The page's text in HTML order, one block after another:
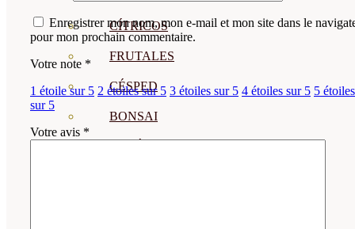
CÍTRICOS
FRUTALES
CÉSPED
BONSAI
Enregistrer mon nom, mon e-mail et mon site dans le
pour mon prochain commentaire.
Votre note *
1 étoile sur 5 2 étoiles sur 5 3 étoiles sur 5 4 étoiles sur 5 5 étoiles
sur 5
Votre avis *